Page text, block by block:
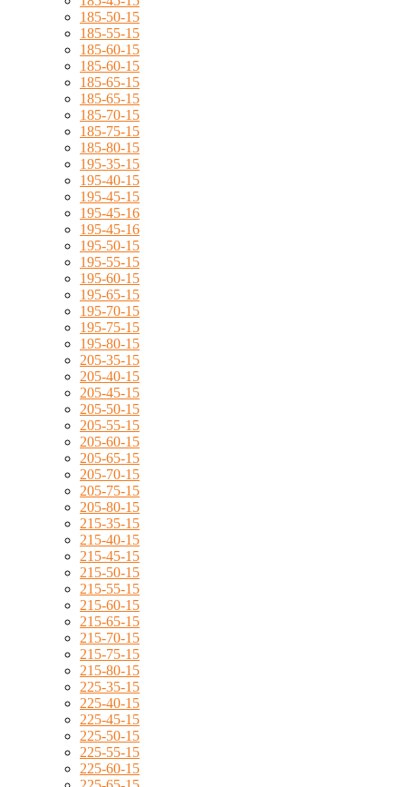
185-50-15
185-55-15
185-60-15
185-60-15
185-65-15
185-65-15
185-70-15
185-75-15
185-80-15
195-35-15
195-40-15
195-45-15
195-45-16
195-45-16
195-50-15
195-55-15
195-60-15
195-65-15
195-70-15
195-75-15
195-80-15
205-35-15
205-40-15
205-45-15
205-50-15
205-55-15
205-60-15
205-65-15
205-70-15
205-75-15
205-80-15
215-35-15
215-40-15
215-45-15
215-50-15
215-55-15
215-60-15
215-65-15
215-70-15
215-75-15
215-80-15
225-35-15
225-40-15
225-45-15
225-50-15
225-55-15
225-60-15